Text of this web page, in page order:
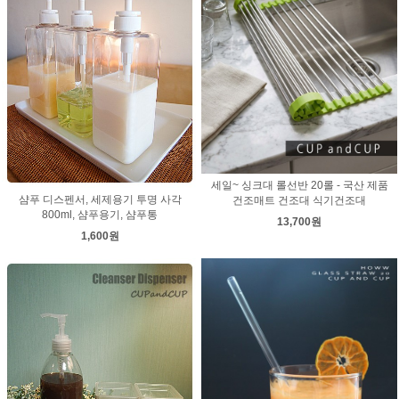
샴푸 디스펜서, 세제용기 투명 사각
800ml, 샴푸용기, 샴푸통
1,600원
세일~ 싱크대 롤선반 20롤 - 국산 제품
건조매트 건조대 식기건조대
13,700원